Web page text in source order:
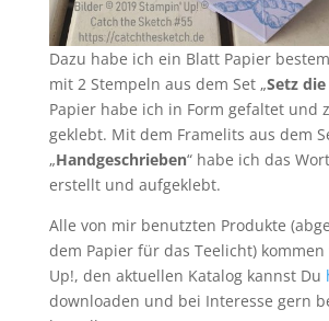
Dazu habe ich ein Blatt Papier
mit 2 Stempeln aus dem Set „Setz die
Papier habe ich in Form gefaltet und
geklebt. Mit dem Framelits aus dem
„Handgeschrieben“ habe ich das
erstellt und aufgeklebt.
Alle von mir benutzten Produkte
dem Papier für das Teelicht) kommen
Up!, den aktuellen Katalog kannst Du
downloaden und bei Interesse gern